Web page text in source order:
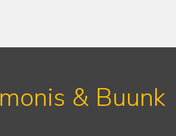
& Buunk